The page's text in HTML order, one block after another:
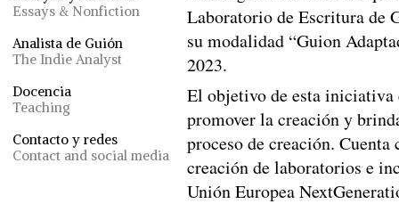
Essays & Nonfiction
Analista de Guión
The Indie Analyst
Docencia
Teaching
Contacto y redes
Contact and social media
Laboratorio de Escritura de
su modalidad “Guion
2023.
El objetivo de esta iniciativa
promover la creación y
proceso de creación. Cuenta
creación de laboratorios e
Unión Europea